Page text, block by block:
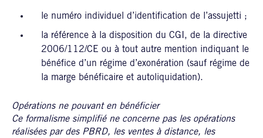
le numéro individuel d’identification de l’assujetti ;
la référence à la disposition du CGI, de la directive
2006/112/CE ou à tout autre mention indiquant le
bénéfice d’un régime d’exonération (sauf régime de
la marge bénéficaire et autoliquidation).
Opérations ne pouvant en bénéficier
Ce formalisme simplifié ne concerne pas les opérations
réalisées par des PBRD, les ventes à distance, les